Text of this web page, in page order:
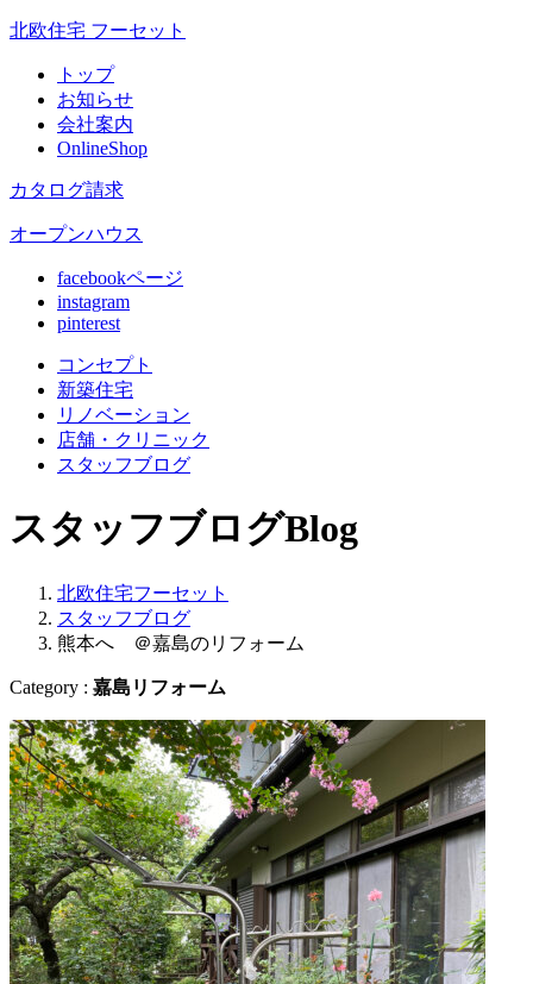
北欧住宅 フーセット
トップ
お知らせ
会社案内
OnlineShop
カタログ請求
オープンハウス
facebookページ
instagram
pinterest
コンセプト
新築住宅
リノベーション
店舗 ・クリニック
スタッフブログ
スタッフブログBlog
北欧住宅フーセット
スタッフブログ
熊本へ ＠嘉島のリフォーム
Category : 嘉島リフォーム